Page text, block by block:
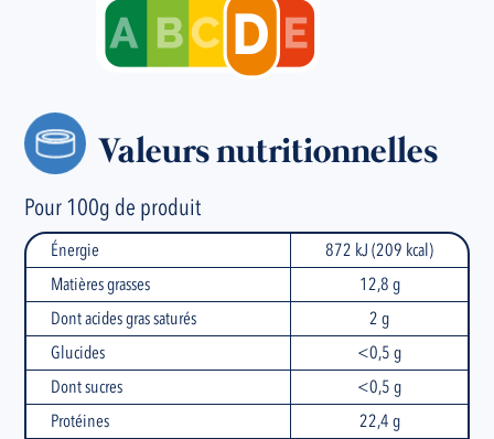
Valeurs nutritionnelles
Pour 100g de produit
Énergie
872 kJ (209 kcal)
Matières grasses
12,8 g
Dont acides gras saturés
2 g
Glucides
<0,5 g
Dont sucres
<0,5 g
Protéines
22,4 g